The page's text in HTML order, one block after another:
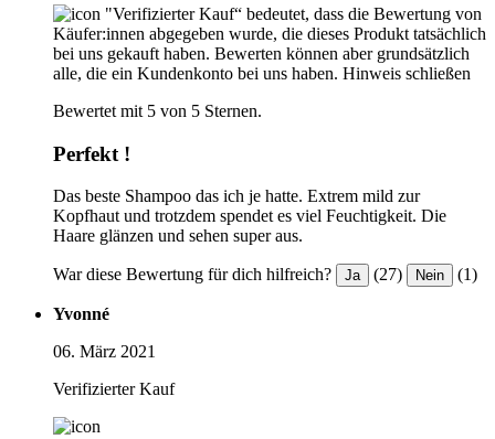
"Verifizierter Kauf“ bedeutet, dass die Bewertung von
Käufer:innen abgegeben wurde, die dieses Produkt tatsächlich
bei uns gekauft haben. Bewerten können aber grundsätzlich
alle, die ein Kundenkonto bei uns haben. Hinweis schließen
Bewertet mit 5 von 5 Sternen.
Perfekt !
Das beste Shampoo das ich je hatte. Extrem mild zur
Kopfhaut und trotzdem spendet es viel Feuchtigkeit. Die
Haare glänzen und sehen super aus.
War diese Bewertung für dich hilfreich? Ja (27) Nein (1)
Yvonné
06. März 2021
Verifizierter Kauf